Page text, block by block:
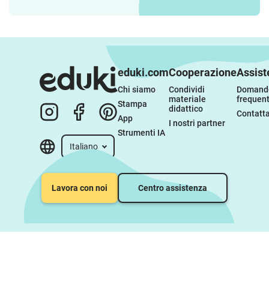
Italiano
eduki.com
Chi siamo
Stampa
App
Strumenti IA
Cooperazione
Condividi
materiale
didattico
I nostri partner
Lavora con noi Centro assistenza